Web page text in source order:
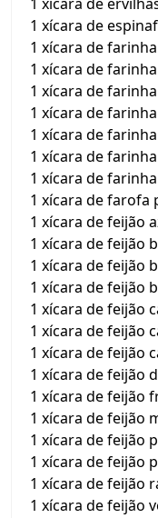
1 xícara de
1 xícara de
1 xícara de
1 xícara de
1 xícara de
1 xícara de
1 xícara de
1 xícara de
1 xícara de farofa
1 xícara de feijão
1 xícara de feijão
1 xícara de feijão
1 xícara de feijão
1 xícara de feijão
1 xícara de feijão
1 xícara de feijão
1 xícara de feijão
1 xícara de feijão
1 xícara de feijão
1 xícara de feijão
1 xícara de feijão
1 xícara de feijão
1 xícara de feijão